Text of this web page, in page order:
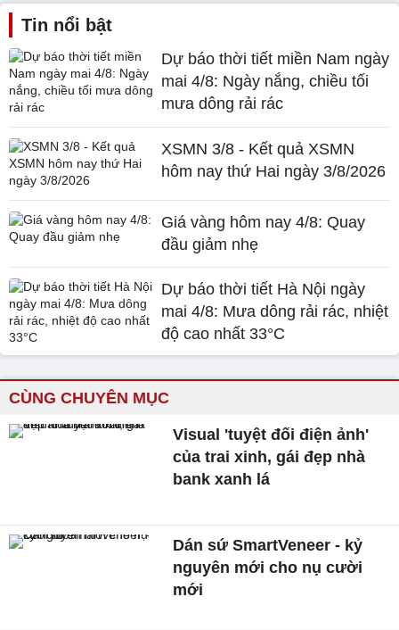
Tin nổi bật
Dự báo thời tiết miền Nam ngày
mai 4/8: Ngày nắng, chiều tối
mưa dông rải rác
XSMN 3/8 - Kết quả XSMN
hôm nay thứ Hai ngày 3/8/2026
Giá vàng hôm nay 4/8: Quay
đầu giảm nhẹ
Dự báo thời tiết Hà Nội ngày
mai 4/8: Mưa dông rải rác, nhiệt
độ cao nhất 33°C
CÙNG CHUYÊN MỤC
Visual 'tuyệt đối điện ảnh'
của trai xinh, gái đẹp nhà
bank xanh lá
Dán sứ SmartVeneer - kỷ
nguyên mới cho nụ cười
mới